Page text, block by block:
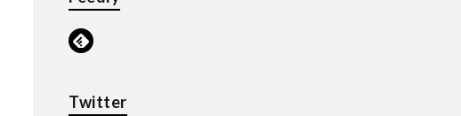
Twitter